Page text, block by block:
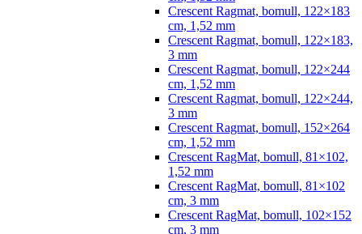
Crescent Ragmat, bomull, 122×183
cm, 1,52 mm
Crescent Ragmat, bomull, 122×183,
3 mm
Crescent Ragmat, bomull, 122×244
cm, 1,52 mm
Crescent Ragmat, bomull, 122×244,
3 mm
Crescent Ragmat, bomull, 152×264
cm, 1,52 mm
Crescent RagMat, bomull, 81×102,
1,52 mm
Crescent RagMat, bomull, 81×102
cm, 3 mm
Crescent RagMat, bomull, 102×152
cm, 3 mm